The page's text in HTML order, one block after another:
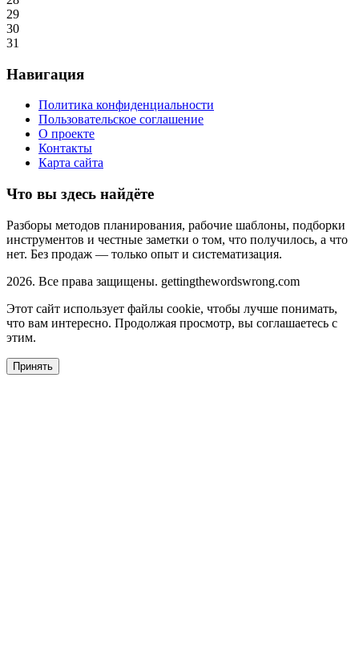
29
30
31
Навигация
Политика конфиденциальности
Пользовательское соглашение
О проекте
Контакты
Карта сайта
Что вы здесь найдёте
Разборы методов планирования, рабочие шаблоны, подборки
инструментов и честные заметки о том, что получилось, а что
нет. Без продаж — только опыт и систематизация.
2026. Все права защищены. gettingthewordswrong.com
Этот сайт использует файлы cookie, чтобы лучше понимать,
что вам интересно. Продолжая просмотр, вы соглашаетесь с
этим.
Принять